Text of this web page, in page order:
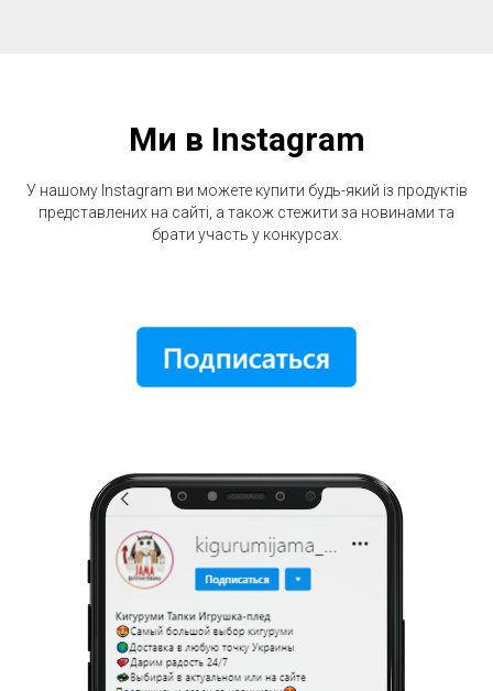
Ми в Instagram
У нашому Instagram ви можете купити будь-який із продуктів
представлених на сайті, а також стежити за новинами та
брати участь у конкурсах.